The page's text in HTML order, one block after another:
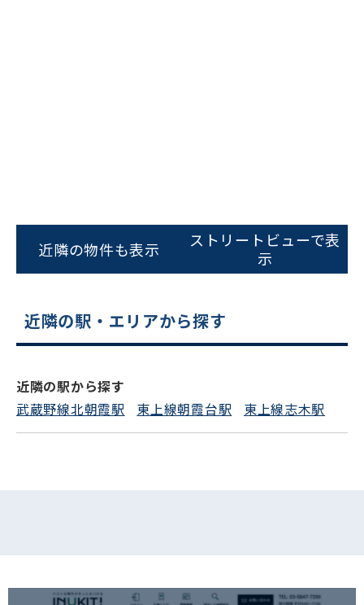
スムーズにご案内できます
0120-620-213
近隣の物件も表示
ストリートビューで表
示
近隣の駅・エリアから探す
近隣の駅から探す
武蔵野線北朝霞駅
東上線朝霞台駅 東上線志木駅